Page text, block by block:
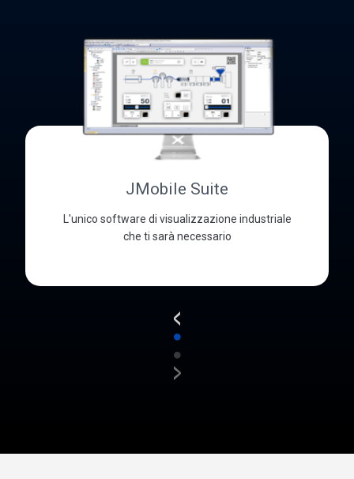
JMobile Suite
L'unico software di visualizzazione industriale
che ti sarà necessario
<
●
●
>